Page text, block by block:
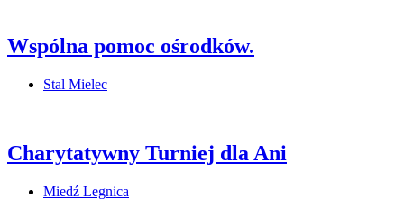
Wspólna pomoc ośrodków.
Stal Mielec
Charytatywny Turniej dla Ani
Miedź Legnica